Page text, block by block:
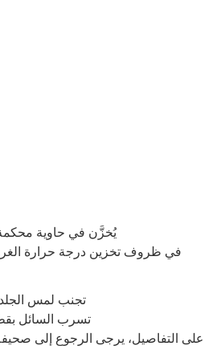
يُخزَّن في حاوية
في ظروف تخزين درجة حرارة الغرفة
تجنب لمس الجلد
تسرب السائل
على التفاصيل، يرجى الرجوع إلى صحيفة